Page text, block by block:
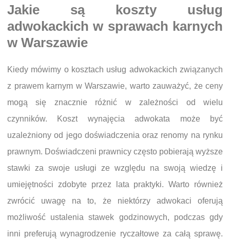
Jakie są koszty usług
adwokackich w sprawach karnych
w Warszawie
Kiedy mówimy o kosztach usług adwokackich związanych
z prawem karnym w Warszawie, warto zauważyć, że ceny
mogą się znacznie różnić w zależności od wielu
czynników. Koszt wynajęcia adwokata może być
uzależniony od jego doświadczenia oraz renomy na rynku
prawnym. Doświadczeni prawnicy często pobierają wyższe
stawki za swoje usługi ze względu na swoją wiedzę i
umiejętności zdobyte przez lata praktyki. Warto również
zwrócić uwagę na to, że niektórzy adwokaci oferują
możliwość ustalenia stawek godzinowych, podczas gdy
inni preferują wynagrodzenie ryczałtowe za całą sprawę.